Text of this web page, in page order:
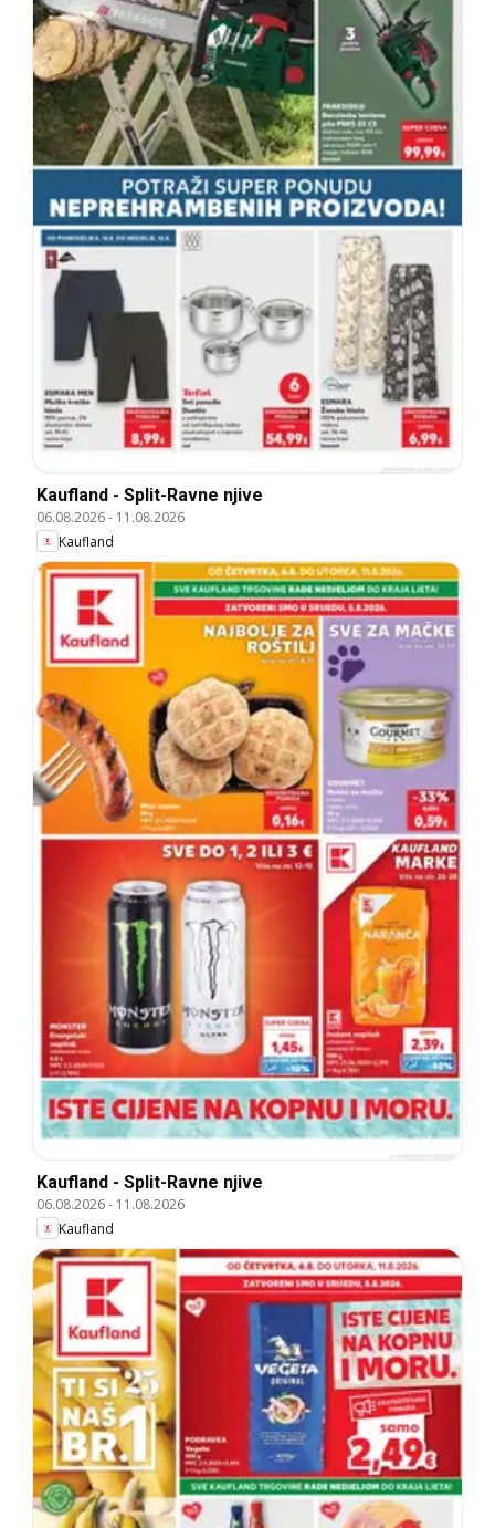
Kaufland - Split-Ravne njive
06.08.2026- 11.08.2026
Kaufland
Kaufland - Split-Ravne njive
06.08.2026- 11.08.2026
Kaufland